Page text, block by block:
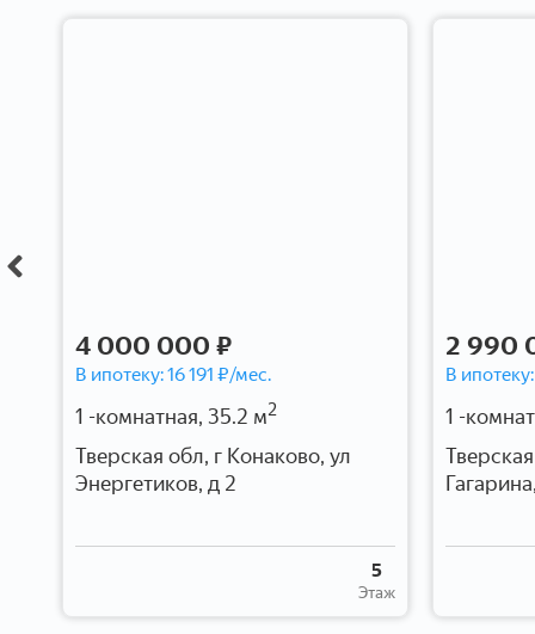
4 000 000 ₽
В ипотеку:16 191 ₽/мес.
1 -комнатная, 35.2 м2
Тверская обл, г Конаково, ул
Энергетиков, д 2
Этаж
5
2 990
В ипотеку:
1 -